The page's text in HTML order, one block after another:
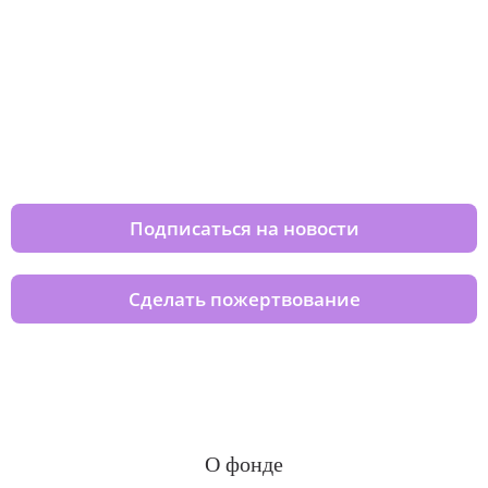
Подписаться на новости
Сделать пожертвование
О фонде